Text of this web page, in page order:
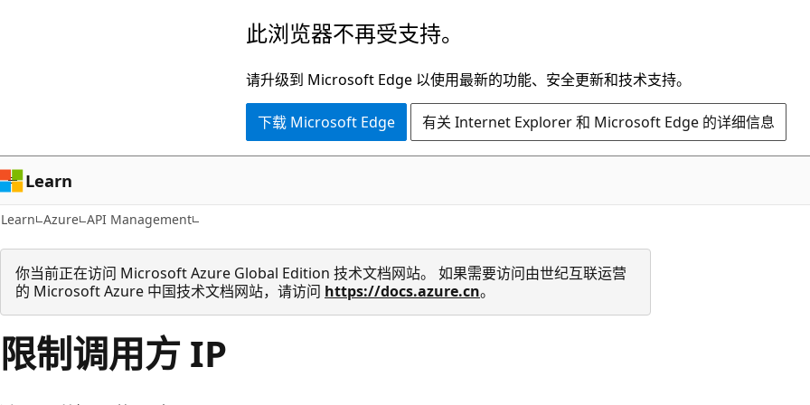
容
此浏览器不再受支持。
请升级到 Microsoft Edge 以使用最新的功能、安全更新和技术支持。
下载 Microsoft Edge 有关 Internet Explorer 和 Microsoft Edge 的详细信息
Learn
Learn Azure API Management
你当前正在访问 Microsoft Azure Global Edition 技术文档网站。 如果需要访问由世纪互联运营
的 Microsoft Azure 中国技术文档网站，请访问 https://docs.azure.cn。
限制调用方 IP